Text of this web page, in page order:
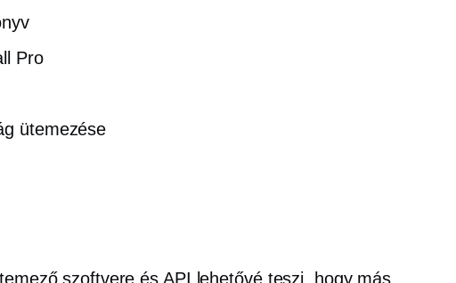
Pro
ütemezése
szoftvere és API lehetővé teszi, hogy más